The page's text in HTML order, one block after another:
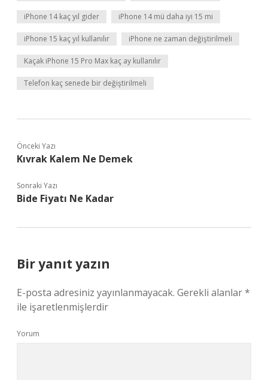
iPhone 14 kaç yıl gider iPhone 14 mü daha iyi 15 mi
iPhone 15 kaç yıl kullanılır iPhone ne zaman değiştirilmeli
Kaçak iPhone 15 Pro Max kaç ay kullanılır
Telefon kaç senede bir değiştirilmeli
Önceki Yazı
Kıvrak Kalem Ne Demek
Sonraki Yazı
Bide Fiyatı Ne Kadar
Bir yanıt yazın
E-posta adresiniz yayınlanmayacak. Gerekli alanlar*
ile işaretlenmişlerdir
Yorum